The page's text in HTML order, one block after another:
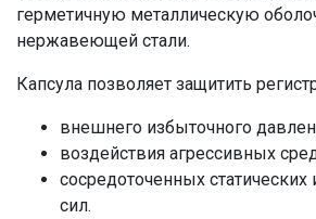
герметичную металлическую
нержавеющей стали.
Капсула позволяет защитить
внешнего избыточного
воздействия агрессивных
сосредоточенных
сил.